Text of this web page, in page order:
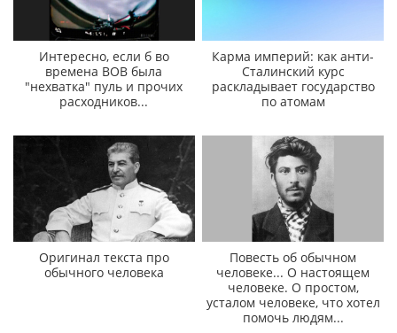
Интересно, если б во
времена ВОВ была
"нехватка" пуль и прочих
расходников...
Карма империй: как анти-
Сталинский курс
раскладывает государство
по атомам
Оригинал текста про
обычного человека
Повесть об обычном
человеке... О настоящем
человеке. О простом,
усталом человеке, что хотел
помочь людям...